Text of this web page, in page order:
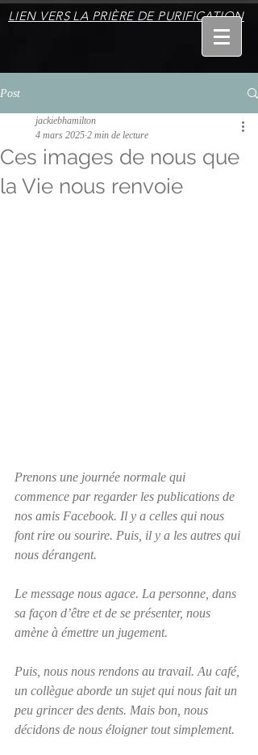
LIEN VERS LA PRIÈRE DE PURIFICATION
Post
Ces images de nous que
la Vie nous renvoie
jackiebhamilton
4 mars 2025 2 min de lecture
Prenons une journée normale qui
commence par regarder les publications de
nos amis Facebook. Il y a celles qui nous
font rire ou sourire. Puis, il y a les autres qui
nous dérangent.
Le message nous agace. La personne, dans
sa façon d’être et de se présenter, nous
amène à émettre un jugement.
Puis, nous nous rendons au travail. Au café,
un collègue aborde un sujet qui nous fait un
peu grincer des dents. Mais bon, nous
décidons de nous éloigner tout simplement.